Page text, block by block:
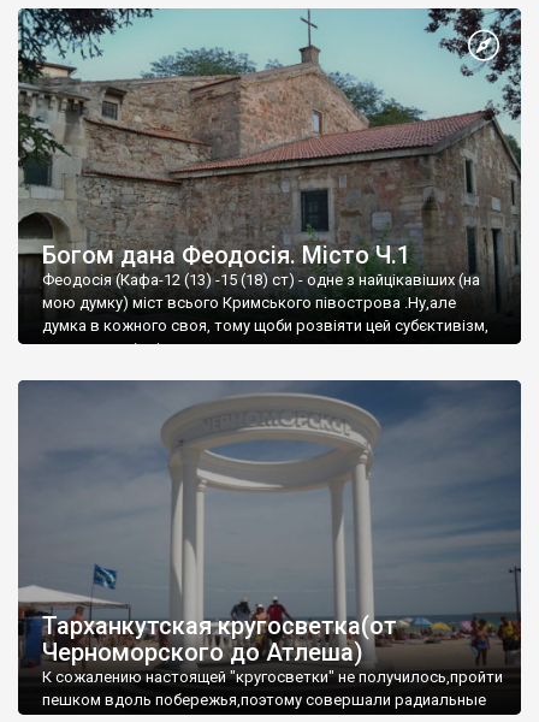
Богом дана Феодосія. Місто Ч.1
Феодосія (Кафа-12 (13) -15 (18) ст) - одне з найцікавіших (на
мою думку) міст всього Кримського півострова .Ну,але
думка в кожного своя, тому щоби розвіяти цей субєктивізм,
запрошую відвідати це
Тарханкутская кругосветка(от
Черноморского до Атлеша)
К сожалению настоящей "кругосветки" не получилось,пройти
пешком вдоль побережья,поэтому совершали радиальные